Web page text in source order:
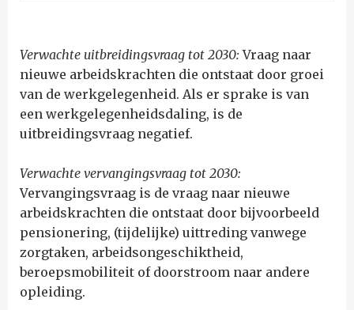
Verwachte uitbreidingsvraag tot 2030:Vraag naar
nieuwe arbeidskrachten die ontstaat door groei
van de werkgelegenheid. Als er sprake is van
een werkgelegenheidsdaling, is de
uitbreidingsvraag negatief.
Verwachte vervangingsvraag tot 2030:
Vervangingsvraag is de vraag naar nieuwe
arbeidskrachten die ontstaat door bijvoorbeeld
pensionering, (tijdelijke) uittreding vanwege
zorgtaken, arbeidsongeschiktheid,
beroepsmobiliteit of doorstroom naar andere
opleiding.